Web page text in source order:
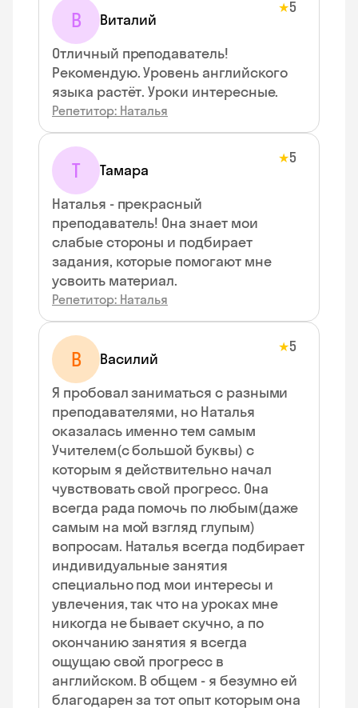
В Виталий
★5
Отличный преподаватель!
Рекомендую. Уровень английского
языка растёт. Уроки интересные.
Репетитор: Наталья
Т Тамара
★5
Наталья - прекрасный
преподаватель! Она знает мои
слабые стороны и подбирает
задания, которые помогают мне
усвоить материал.
Репетитор: Наталья
В Василий
★5
Я пробовал заниматься с разными
преподавателями, но Наталья
оказалась именно тем самым
Учителем(с большой буквы) с
которым я действительно начал
чувствовать свой прогресс. Она
всегда рада помочь по любым(даже
самым на мой взгляд глупым)
вопросам. Наталья всегда подбирает
индивидуальные занятия
специально под мои интересы и
увлечения, так что на уроках мне
никогда не бывает скучно, а по
окончанию занятия я всегда
ощущаю свой прогресс в
английском. В общем - я безумно ей
благодарен за тот опыт которым она